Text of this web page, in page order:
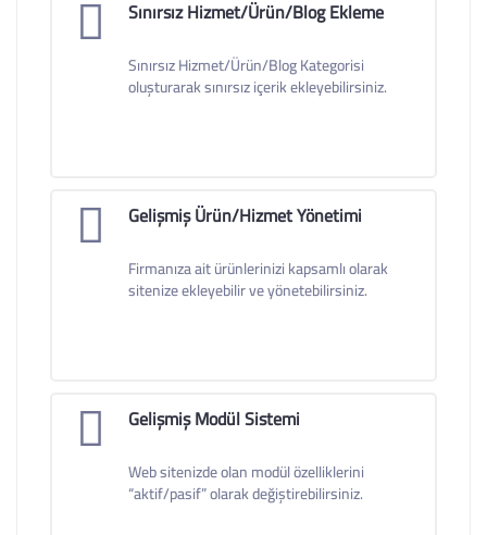
Sınırsız Hizmet/Ürün/Blog Ekleme
Sınırsız Hizmet/Ürün/Blog Kategorisi
oluşturarak sınırsız içerik ekleyebilirsiniz.
Gelişmiş Ürün/Hizmet Yönetimi
Firmanıza ait ürünlerinizi kapsamlı olarak
sitenize ekleyebilir ve yönetebilirsiniz.
Gelişmiş Modül Sistemi
Web sitenizde olan modül özelliklerini
“aktif/pasif” olarak değiştirebilirsiniz.